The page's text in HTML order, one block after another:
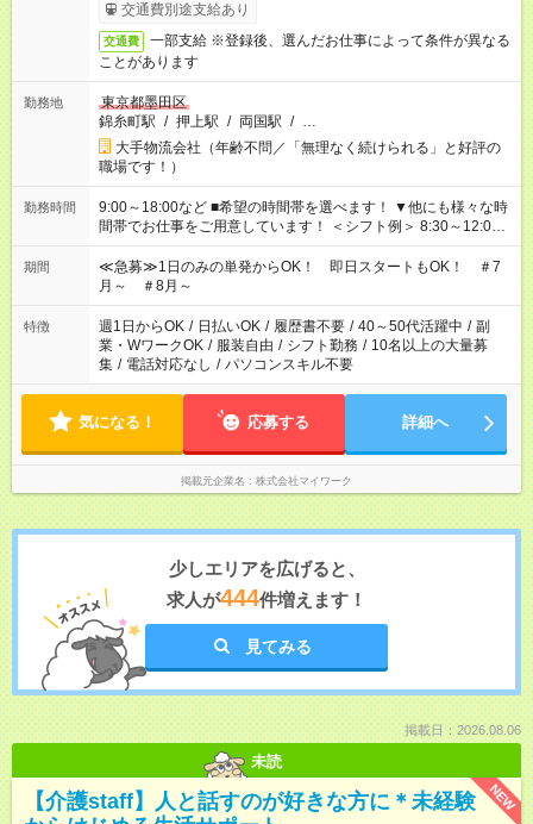
交通費別途支給あり
交通費
一部支給 ※登録後、選んだお仕事によって条件が異なる
ことがあります
勤務地
東京都墨田区
錦糸町駅 / 押上駅 / 両国駅 / …
大手物流会社（年齢不問／「無理なく続けられる」と好評の
職場です！）
勤務時間
9:00～18:00など ■希望の時間帯を選べます！ ▼他にも様々な時
間帯でお仕事をご用意しています！ ＜シフト例＞ 8:30～12:00
17:00～22:00 13:00～22:00 22:00～翌6:00 など
期間
≪急募≫1日のみの単発からOK！ 即日スタートもOK！ ＃7
月～ ＃8月～
特徴 週1日からOK / 日払いOK / 履歴書不要 / 40～50代活躍中 / 副
業・WワークOK / 服装自由 / シフト勤務 / 10名以上の大量募
集 / 電話対応なし / パソコンスキル不要
気になる！ 応募する 詳細へ
掲載元企業名 株式会社マイワーク
少しエリアを広げると、
求人が444件増えます！
見てみる
掲載日：2026.08.06
未読
NEW
【介護staff】人と話すのが好きな方に＊未経験